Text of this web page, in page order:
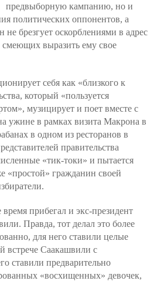
предвыборную кампанию, но и
политических оппонентов, а
брезгует оскорблениями в адрес
выразить ему свое
себя как «близкого к
который «пользуется
музицирует и поет вместе с
ужине в рамках визита Макрона в
в одном из ресторанов в
правительства
«тик-токи» и пытается
«простой» гражданин своей
прибегал и экс-президент
Правда, тот делал это более
для него ставили целые
встрече Саакашвили с
ставили предварительно
«восхищенных» девочек,